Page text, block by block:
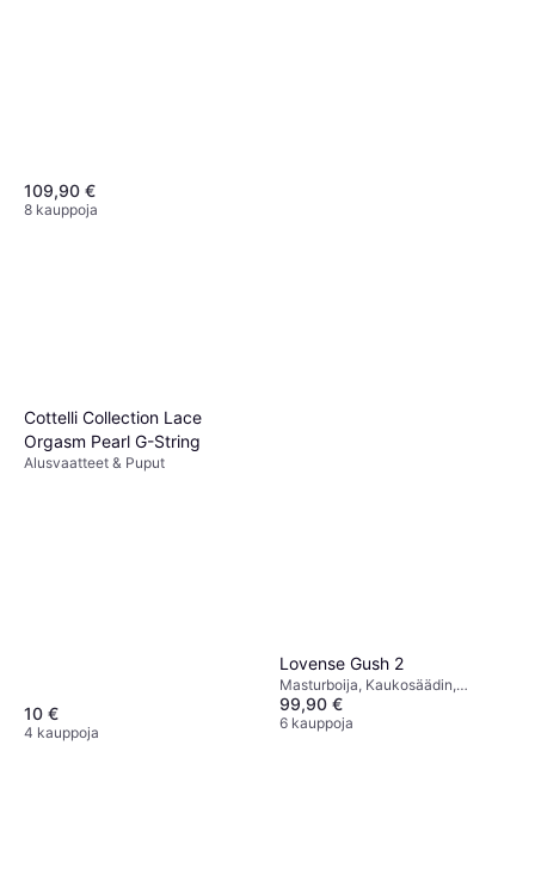
109,90 €
8 kauppoja
Cottelli Collection Lace
Orgasm Pearl G-String
Alusvaatteet & Puput
10 €
4 kauppoja
Lovense Gush 2
Masturboija, Kaukosäädin,
Vedenpitävä, Värisevä
99,90 €
6 kauppoja